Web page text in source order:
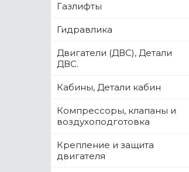
Газлифты
Гидравлика
Двигатели (ДВС), Детали
ДВС.
Кабины, Детали кабин
Компрессоры, клапаны и
воздухоподготовка
Крепление и защита
двигателя